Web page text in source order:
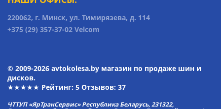
220062, г. Минск, ул. Тимирязева, д. 114
+375 (29) 357-37-02 Velcom
© 2009-2026 avtokolesa.by магазин по продаже шин и
дисков.
★★★★★ Рейтинг: 5 Отзывов: 37
ЧТТУП «ЯрТранСервис» Республика Беларусь, 231322,